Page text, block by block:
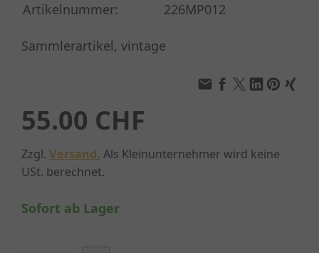
Artikelnummer:
226MP012
Sammlerartikel, vintage
55.00 CHF
Zzgl. Versand. Als Kleinunternehmer wird keine
USt. berechnet.
Sofort ab Lager